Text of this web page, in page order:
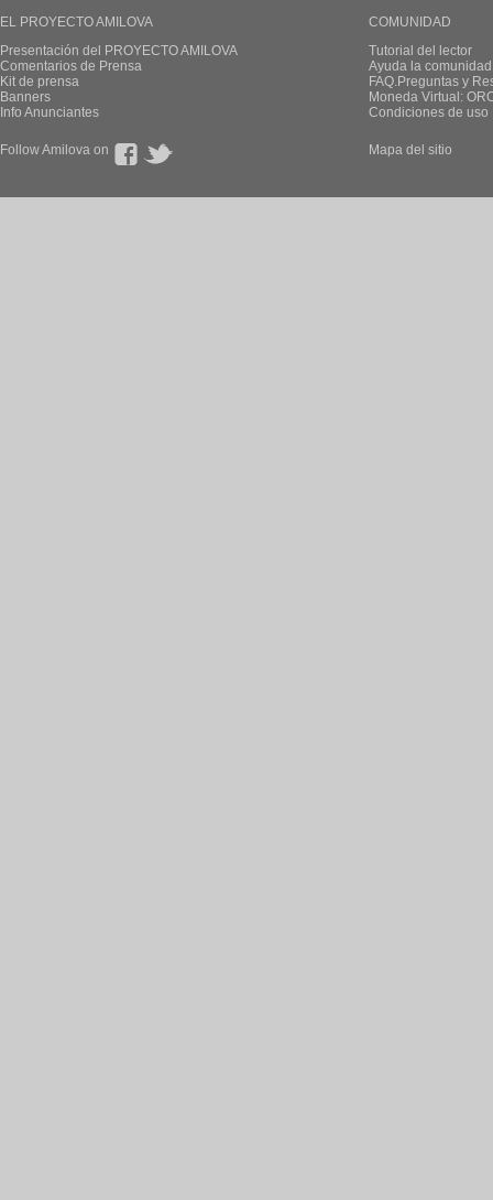
EL PROYECTO AMILOVA
Presentación del PROYECTO AMILOVA
Comentarios de Prensa
Kit de prensa
Banners
Info Anunciantes
COMUNIDAD
Tutorial del lector
Ayuda la
FAQ.Preguntas y
Moneda Virtual:
Condiciones de uso
Follow Amilova on Mapa del sitio